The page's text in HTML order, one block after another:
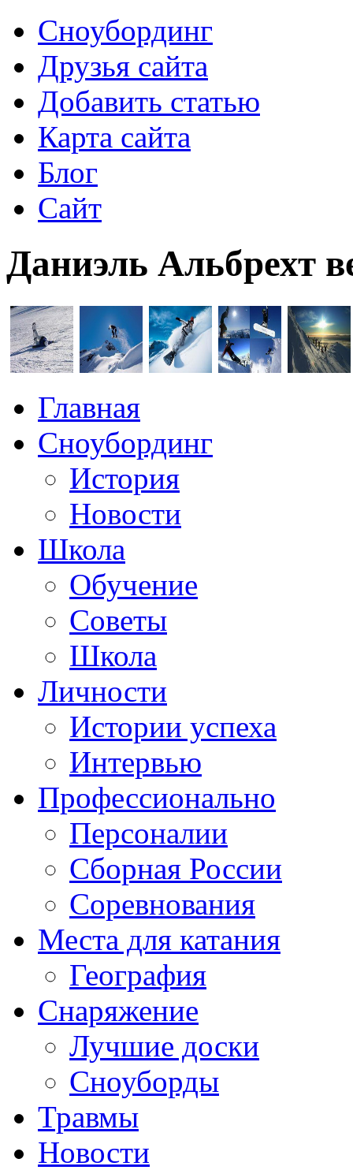
Сноубординг
Друзья сайта
Добавить статью
Карта сайта
Блог
Сайт
Даниэль Альбрехт
Главная
Сноубординг
История
Новости
Школа
Обучение
Советы
Школа
Личности
Истории успеха
Интервью
Профессионально
Персоналии
Сборная России
Соревнования
Места для катания
География
Снаряжение
Лучшие доски
Сноуборды
Травмы
Новости